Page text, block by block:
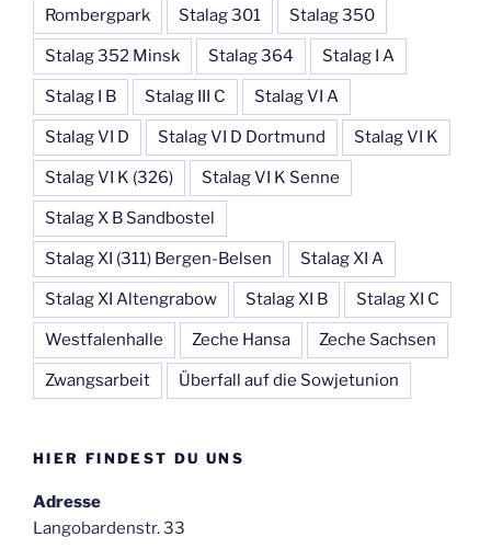
Rombergpark Stalag 301 Stalag 350
Stalag 352 Minsk Stalag 364 Stalag I A
Stalag I B Stalag III C Stalag VI A
Stalag VI D Stalag VI D Dortmund Stalag VI K
Stalag VI K (326) Stalag VI K Senne
Stalag X B Sandbostel
Stalag XI (311) Bergen-Belsen Stalag XI A
Stalag XI Altengrabow Stalag XI B Stalag XI C
Westfalenhalle Zeche Hansa Zeche Sachsen
Zwangsarbeit Überfall auf die Sowjetunion
HIER FINDEST DU UNS
Adresse
Langobardenstr. 33